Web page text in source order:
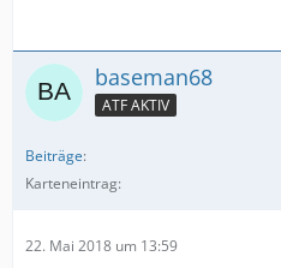
baseman68
ATF AKTIV
Beiträge
Karteneintrag
22. Mai 2018 um 13:59